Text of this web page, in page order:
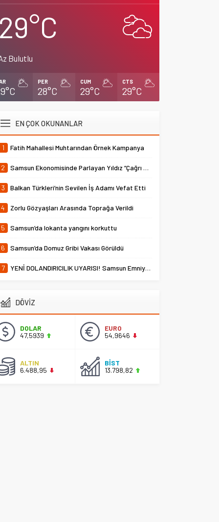
29°C
Bulutlu
PER
28°C
CUM
29°C
CTS
29°C
EN ÇOK OKUNANLAR
1 Fatih Mahallesi Muhtarından Örnek Kampanya
2 Samsun Ekonomisinde Parlayan Yıldız “Çağrı Temper”
3 Balkan Türkleri’nin Sevilen İş Adamı Vefat Etti
4 Zorlu Gözyaşları Arasında Toprağa Verildi
5 Samsun’da lokanta yangını korkuttu
6 Samsun’da Domuz Gribi Vakası Görüldü
7 YENİ DOLANDIRICILIK UYARISI! Samsun Emniyet Müdürlüğü Uyardı
DÖVİZ
DOLAR
47,5939
EURO
54,9646
ALTIN
6.488,95
BİST
13.798,82